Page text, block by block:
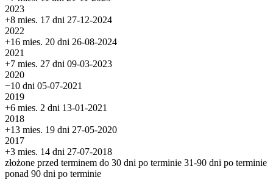
2023
+8 mies. 17 dni 27-12-2024
2022
+16 mies. 20 dni 26-08-2024
2021
+7 mies. 27 dni 09-03-2023
2020
−10 dni 05-07-2021
2019
+6 mies. 2 dni 13-01-2021
2018
+13 mies. 19 dni 27-05-2020
2017
+3 mies. 14 dni 27-07-2018
złożone przed terminem do 30 dni po terminie 31-90 dni po terminie
ponad 90 dni po terminie